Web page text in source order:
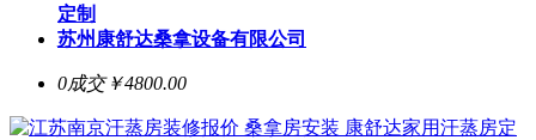
定制
苏州康舒达桑拿设备有限公司
0成交￥4800.00